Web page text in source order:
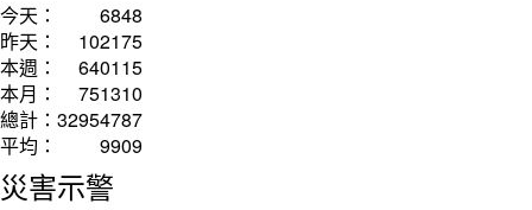
今天：
6848
昨天：
102175
本週：
640115
本月：
751310
總計： 32954787
平均：
9909
災害示警